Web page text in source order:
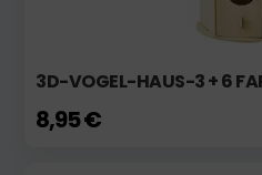
3D-VOGEL-HAUS-3 + 6
8,95 €